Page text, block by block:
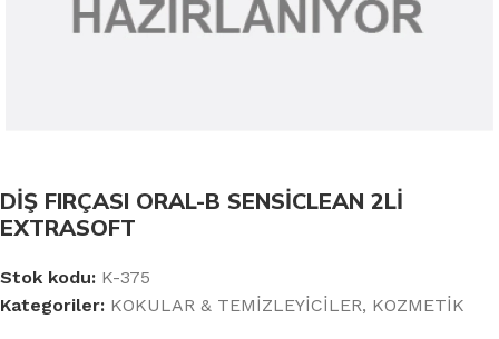
DİŞ FIRÇASI ORAL-B SENSİCLEAN 2Lİ
EXTRASOFT
Stok kodu: K-375
Kategoriler: KOKULAR & TEMİZLEYİCİLER, KOZMETİK